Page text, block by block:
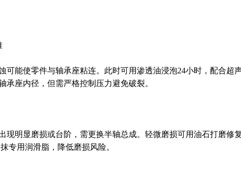
可能使零件与轴承座粘连。此时可用渗透油浸泡24小时，配合超
承座内径，但需严格控制压力避免破裂。
现明显磨损或台阶，需更换半轴总成。轻微磨损可用油石打磨修
专用润滑脂，降低磨损风险。